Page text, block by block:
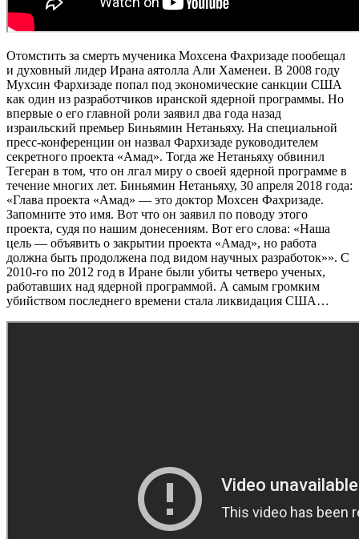
Отомстить за смерть мученика Мохсена Фахризаде пообещал
и духовный лидер Ирана аятолла Али Хаменеи. В 2008 году
Мухсин Фархизаде попал под экономические санкции США
как один из разработчиков иранской ядерной программы. Но
впервые о его главной роли заявил два года назад
израильский премьер Биньямин Нетаньяху. На специальной
пресс-конференции он назвал Фархизаде руководителем
секретного проекта «Амад». Тогда же Нетаньяху обвинил
Тегеран в том, что он лгал миру о своей ядерной программе в
течение многих лет. Биньямин Нетаньяху, 30 апреля 2018 года:
«Глава проекта «Амад» — это доктор Мохсен Фахризаде.
Запомните это имя. Вот что он заявил по поводу этого
проекта, судя по нашим донесениям. Вот его слова: «Наша
цель — объявить о закрытии проекта «Амад», но работа
должна быть продолжена под видом научных разработок»». С
2010-го по 2012 год в Иране были убиты четверо ученых,
работавших над ядерной программой. А самым громким
убийством последнего времени стала ликвидация США…